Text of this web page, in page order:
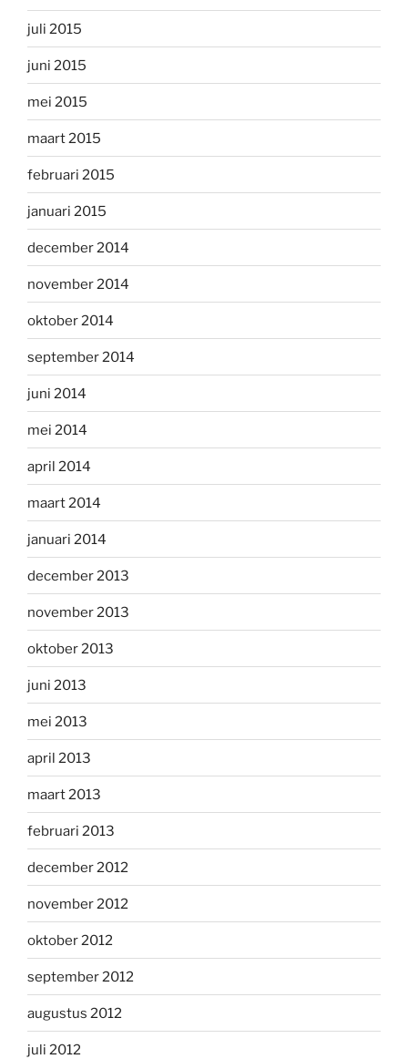
juli 2015
juni 2015
mei 2015
maart 2015
februari 2015
januari 2015
december 2014
november 2014
oktober 2014
september 2014
juni 2014
mei 2014
april 2014
maart 2014
januari 2014
december 2013
november 2013
oktober 2013
juni 2013
mei 2013
april 2013
maart 2013
februari 2013
december 2012
november 2012
oktober 2012
september 2012
augustus 2012
juli 2012